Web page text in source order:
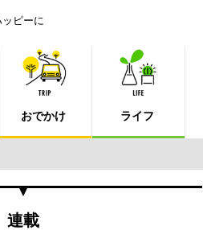
ピーに
おでかけ ライフ
連載